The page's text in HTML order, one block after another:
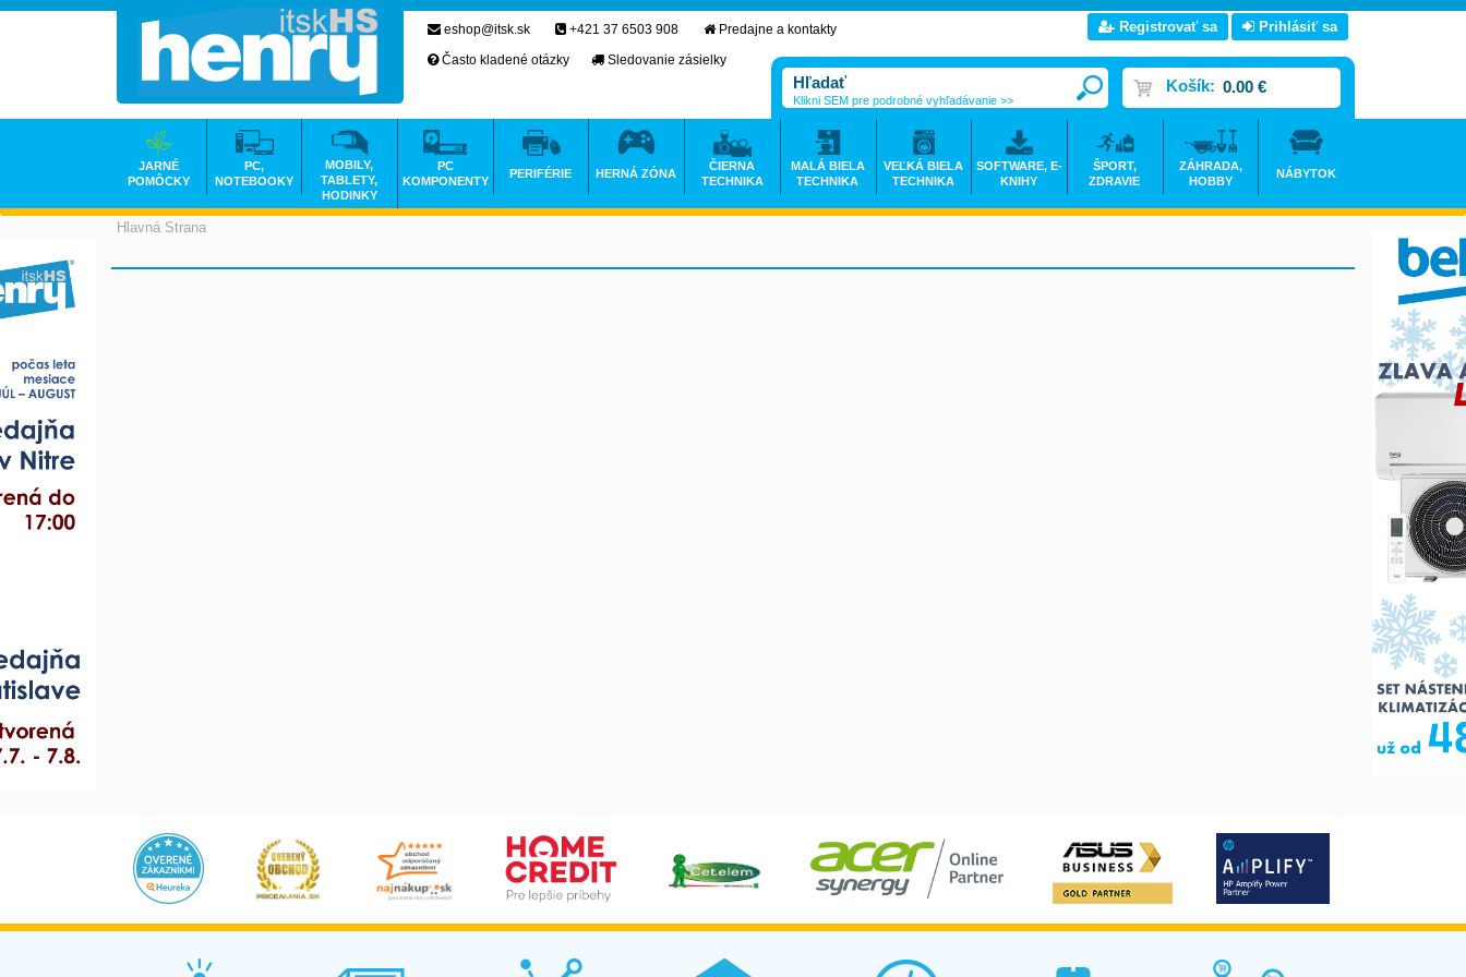
Hlavná Strana
eshop@itsk.sk +421 37 6503 908
Predajne a kontakty
Často kladené otázky
Sledovanie zásielky
Registrovať sa Prihlásiť sa
Košík: 0.00 €
Klikni SEM pre podrobné vyhľadávanie >>
JARNÉ
POMÔCKY
PC,
NOTEBOOKY
MOBILY,
TABLETY,
HODINKY
PC
KOMPONENTY
PERIFÉRIE HERNÁ ZÓNA
ČIERNA
TECHNIKA
MALÁ BIELA
TECHNIKA
VEĽKÁ BIELA
TECHNIKA
SOFTWARE, E-
KNIHY
ŠPORT,
ZDRAVIE
ZÁHRADA,
HOBBY
NÁBYTOK